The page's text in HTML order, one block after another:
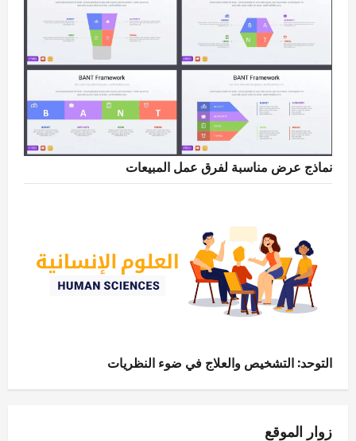
نماذج عرض مناسبة لفرق عمل المبيعات
التوحد: التشخيص والعلاج في ضوء النظريات
زوار الموقع